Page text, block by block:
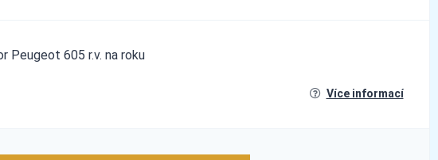
Peugeot 605 r.v. na roku
Více informací